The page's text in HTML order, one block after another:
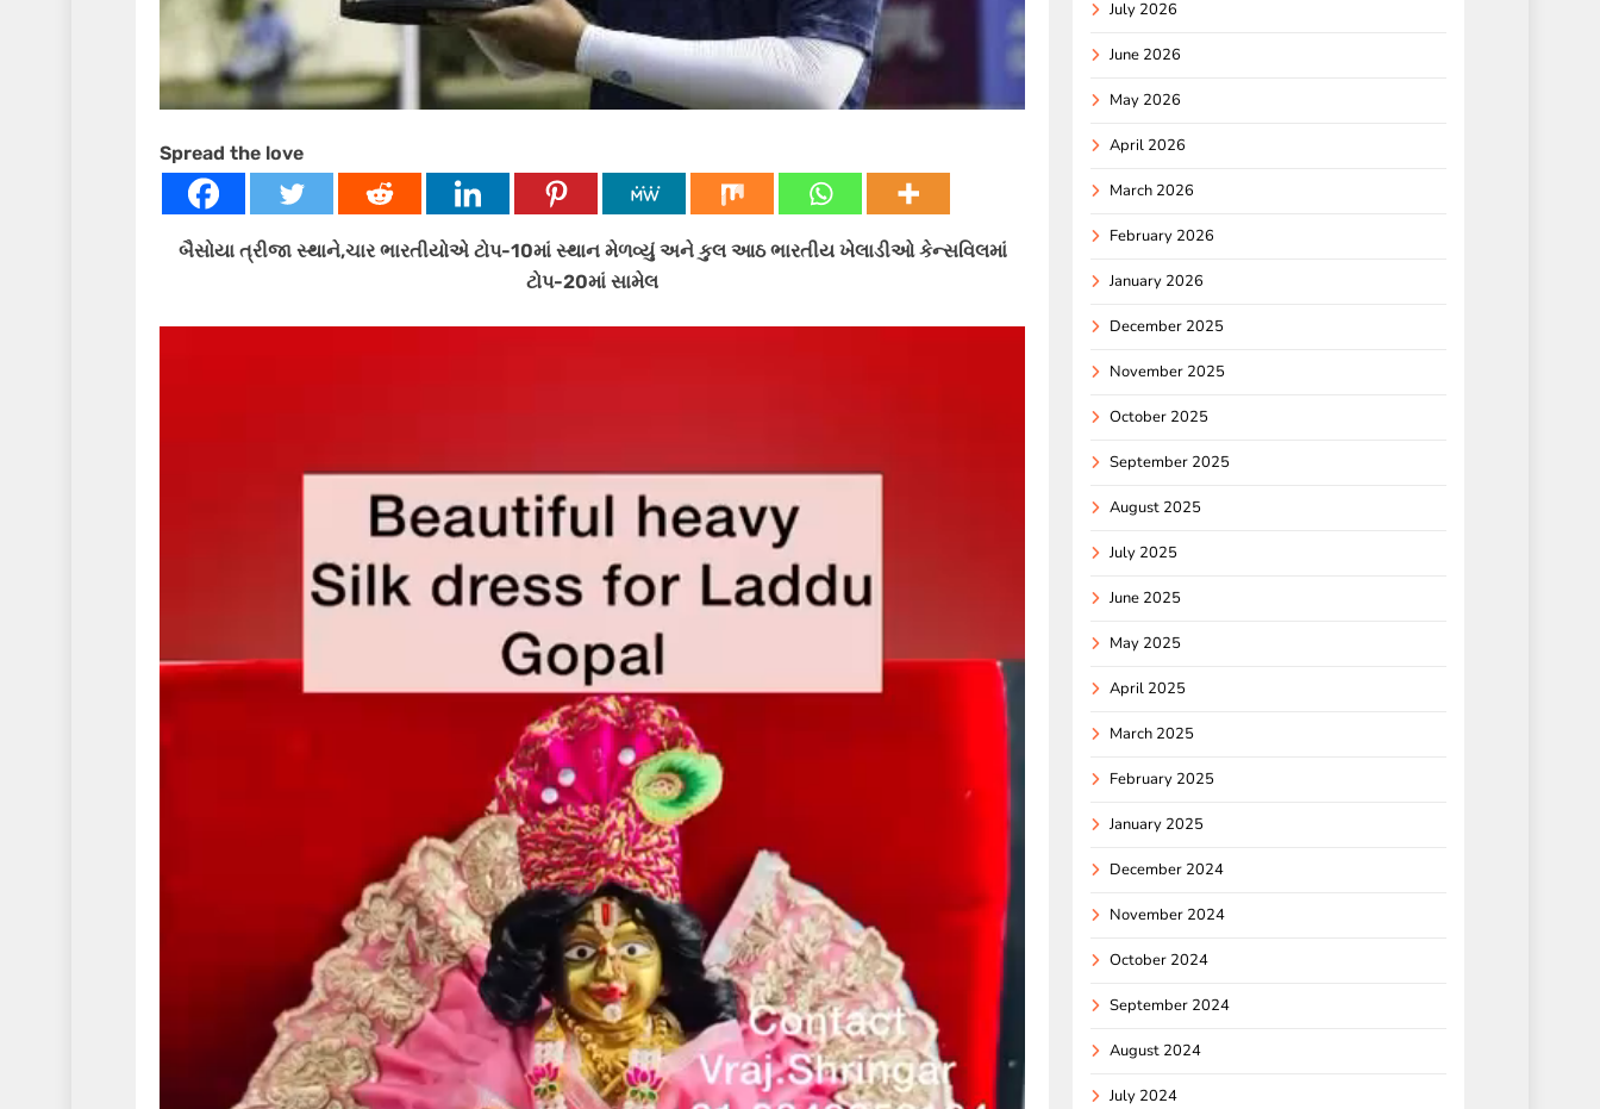
Spread the love
બૈસોયા ત્રીજા સ્થાને,ચાર ભારતીયોએ ટોપ-10માં સ્થાન મેળવ્યું અને કુલ આઠ ભારતીય ખેલાડીઓ કેન્સવિલમાં
ટોપ-20માં સામેલ
July 2026
June 2026
May 2026
April 2026
March 2026
February 2026
January 2026
December 2025
November 2025
October 2025
September 2025
August 2025
July 2025
June 2025
May 2025
April 2025
March 2025
February 2025
January 2025
December 2024
November 2024
October 2024
September 2024
August 2024
July 2024